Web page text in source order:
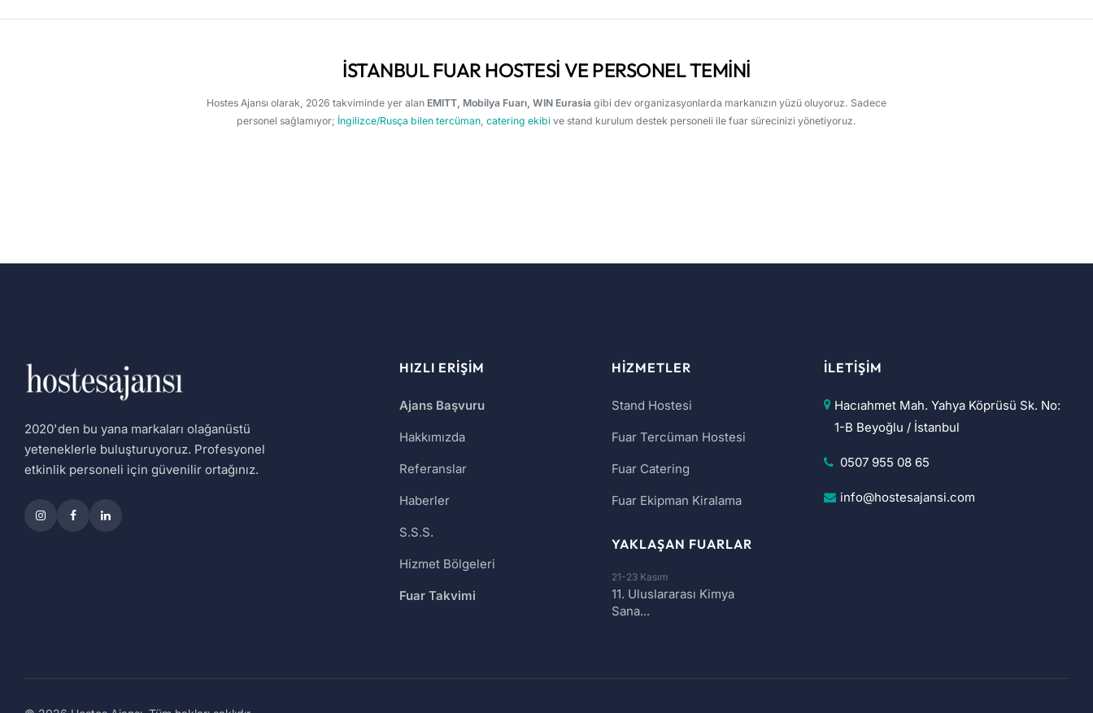
İSTANBUL FUAR HOSTESI VE PERSONEL TEMINI
Hostes Ajansı olarak, 2026 takviminde yer alan EMITT, Mobilya Fuarı, WIN Eurasia gibi dev organizasyonlarda markanızın yüzü oluyoruz. Sadece
personel sağlamıyor; İngilizce/Rusça bilen tercüman, catering ekibi ve stand kurulum destek personeli ile fuar sürecinizi yönetiyoruz.
2020'den bu yana markaları olağanüstü
yeteneklerle buluşturuyoruz. Profesyonel
etkinlik personeli için güvenilir ortağınız.
HIZLI ERIŞIM
Ajans Başvuru
Hakkımızda
Referanslar
Haberler
S.S.S.
Hizmet Bölgeleri
Fuar Takvimi
HIZMETLER
Stand Hostesi
Fuar Tercüman Hostesi
Fuar Catering
Fuar Ekipman Kiralama
YAKLAŞAN FUARLAR
21-23 Kasım
11. Uluslararası Kimya
Sana...
İLETIŞIM
Hacıahmet Mah. Yahya Köprüsü Sk. No:
1-B Beyoğlu / İstanbul
0507 955 08 65
info@hostesajansi.com